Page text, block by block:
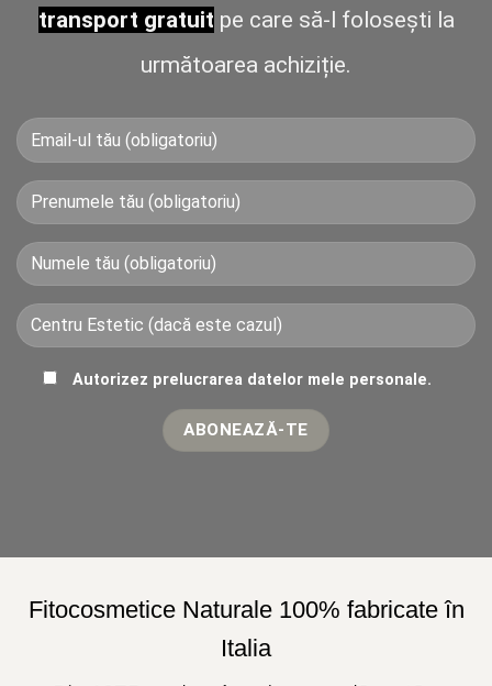
transport gratuit pe care să-l folosești la
următoarea achiziție.
Autorizez prelucrarea datelor mele personale.
Fitocosmetice Naturale 100% fabricate în
Italia